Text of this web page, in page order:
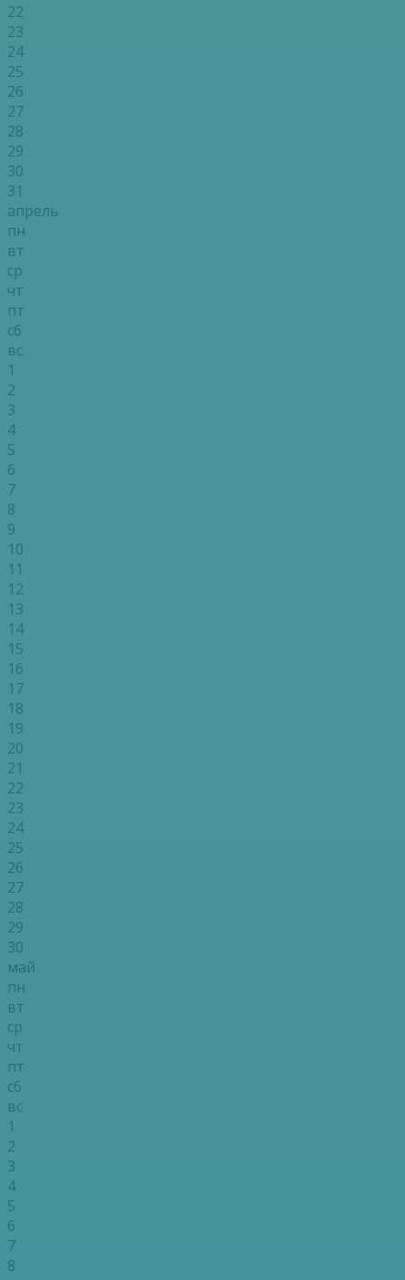
22
23
24
25
26
27
28
29
30
31
апрель
пн
вт
ср
чт
пт
сб
вс
1
2
3
4
5
6
7
8
9
10
11
12
13
14
15
16
17
18
19
20
21
22
23
24
25
26
27
28
29
30
май
пн
вт
ср
чт
пт
сб
вс
1
2
3
4
5
6
7
8